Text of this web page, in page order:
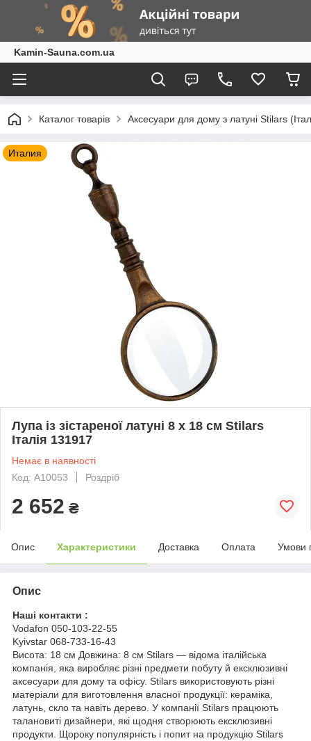
Kamin-Sauna.com.ua
Каталог товарів Аксесуари для дому з латуні Stilars
Италия
Лупа із зістареної латуні 8 х 18 см Stilars
Італія 131917
Немає в наявності
Код: А10053
Роздріб
2 652 ₴
Опис Характеристики Доставка Оплата Умови
Опис
Наші контакти :
Vodafon 050-103-22-55
Kyivstar 068-733-16-43
Висота: 18 см Довжина: 8 см Stilars — відома італійська
компанія, яка виробляє різні предмети побуту й ексклюзивні
аксесуари для дому та офісу. Stilars використовують різні
матеріали для виготовлення власної продукції: кераміка,
латунь, скло та навіть дерево. У компанії Stilars працюють
талановиті дизайнери, які щодня створюють ексклюзивні
продукти. Щороку популярність і попит на продукцію Stilars